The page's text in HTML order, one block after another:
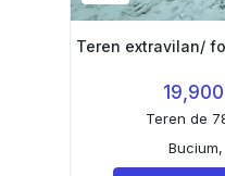
Teren extravilan/
Teren de
Bucium,